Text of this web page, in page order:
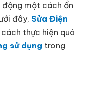
một cách ổn
đây, Sửa Điện
thực hiện quá
sử dụng trong